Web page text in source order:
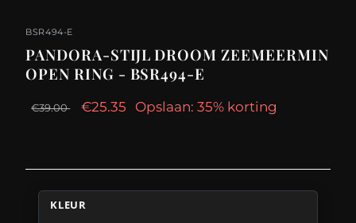
BSR494-E
PANDORA-STIJL DROOM ZEEMEERMIN
OPEN RING - BSR494-E
€39.00 €25.35 Opslaan: 35% korting
KLEUR